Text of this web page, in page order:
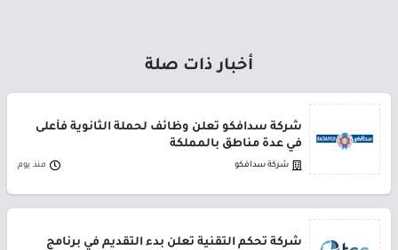
أخبار ذات صلة
شركة سدافكو تعلن وظائف لحملة الثانوية فأعلى
في عدة مناطق بالمملكة
شركة سدافكو منذ يوم
شركة تحكم التقنية تعلن بدء التقديم في برنامج